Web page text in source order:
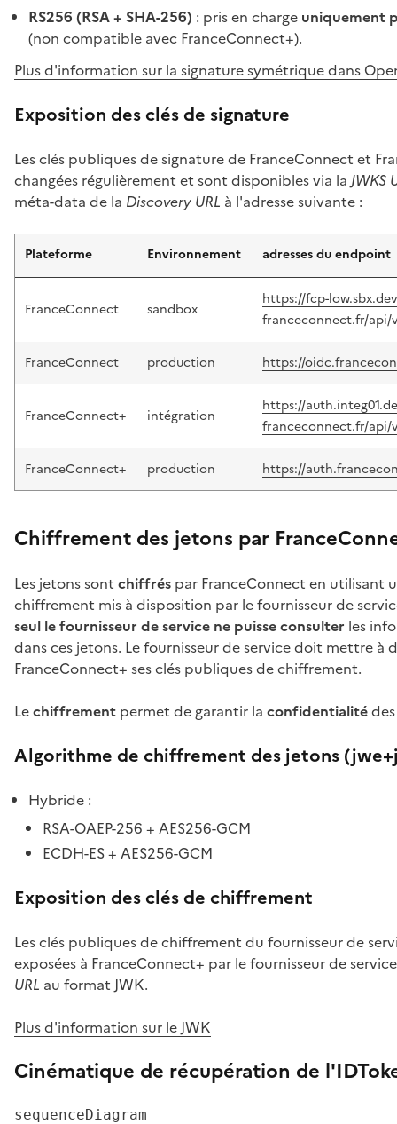
RS256 (RSA + SHA-256) : pris en charge uniquement
(non compatible avec FranceConnect+).
Plus d'information sur la signature symétrique dans
Exposition des clés de signature
Les clés publiques de signature de FranceConnect et
changées régulièrement et sont disponibles via la JWKS
méta-data de la Discovery URL à l'adresse suivante :
Plateforme Environnement adresses du endpoint
FranceConnect sandbox
https://fcp-
franceconnect.fr/api/
FranceConnect production https://
FranceConnect+ intégration
https://
franceconnect.fr/api/
FranceConnect+ production https://
Chiffrement des jetons par
Les jetons sont chiffrés par FranceConnect en utilisant
chiffrement mis à disposition par le fournisseur de
seul le fournisseur de service ne puisse consulter les
dans ces jetons. Le fournisseur de service doit mettre à
FranceConnect+ ses clés publiques de chiffrement.
Lechiffrement permet de garantir la confidentialité
Algorithme de chiffrement des jetons
Hybride :
RSA-OAEP-256 + AES256-GCM
ECDH-ES + AES256-GCM
Exposition des clés de chiffrement
Les clés publiques de chiffrement du fournisseur de
exposées à FranceConnect+ par le fournisseur de
URL au format JWK.
Plus d'information sur le JWK
Cinématique de récupération de
sequenceDiagram